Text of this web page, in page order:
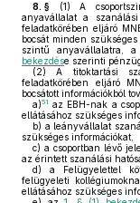
8. § (1) A
anyavállalat a
feladatkörében eljáró
bocsát minden
szintű anyavállalatra, a
bekezdése szerinti
(2) A titoktartási
feladatkörében eljáró
bocsátott információkból
a)51 az EBH-nak a
ellátásához szükséges
b) a leányvállalat
szükséges információkat,
c) a csoportban lévő
az érintett szanálási
d) a Felügyelettel
felügyeleti
ellátásához szükséges